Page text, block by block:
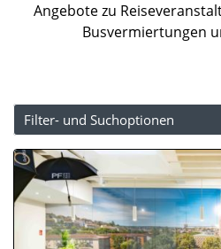
Angebote zu
Busvermiertungen
Filter- und Suchoptionen